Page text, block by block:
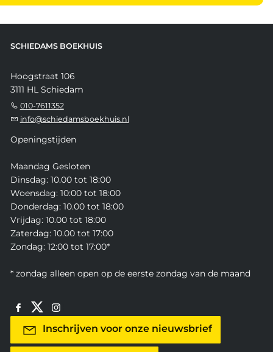
SCHIEDAMS BOEKHUIS
Hoogstraat 106
3111 HL Schiedam
010-7611352
info@schiedamsboekhuis.nl
Openingstijden
Maandag Gesloten
Dinsdag: 10.00 tot 18:00
Woensdag: 10:00 tot 18:00
Donderdag: 10.00 tot 18:00
Vrijdag: 10.00 tot 18:00
Zaterdag: 10.00 tot 17:00
Zondag: 12:00 tot 17:00*
* zondag alleen open op de eerste zondag van de maand
Inschrijven voor onze nieuwsbrief